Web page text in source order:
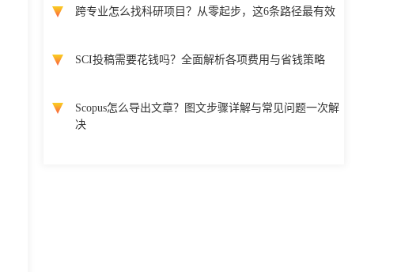
跨专业怎么找科研项目？从零起步，这6条路径最有效
SCI投稿需要花钱吗？全面解析各项费用与省钱策略
Scopus怎么导出文章？图文步骤详解与常见问题一次解
决